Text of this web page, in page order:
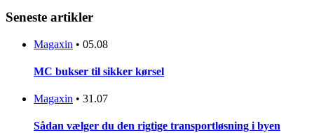
Seneste artikler
Magaxin • 05.08
MC bukser til sikker kørsel
Magaxin • 31.07
Sådan vælger du den rigtige transportløsning i byen